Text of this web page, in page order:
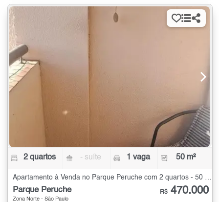
2 quartos - suíte 1 vaga 50 m²
Apartamento à Venda no Parque Peruche com 2 quartos - 50 m²
Parque Peruche
Zona Norte - São Paulo
R$ 470.000